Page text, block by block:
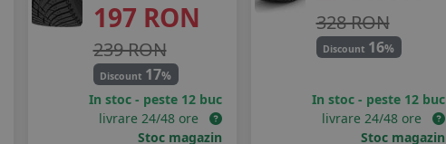
197 RON
239 RON
Discount 17%
In stoc - peste 12 buc
livrare 24/48 ore
Stoc magazin
328 RON
Discount 16%
In stoc - peste 12 buc
livrare 24/48 ore
Stoc magazin